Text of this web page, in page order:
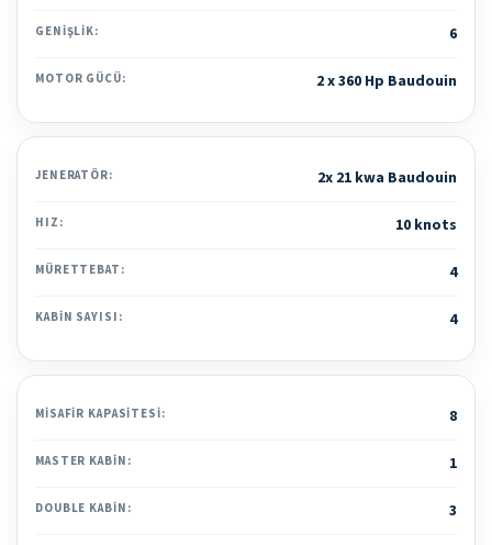
GENIŞLIK: 6
MOTOR GÜCÜ: 2 x 360 Hp Baudouin
JENERATÖR: 2x 21 kwa Baudouin
HIZ: 10 knots
MÜRETTEBAT: 4
KABIN SAYISI: 4
MISAFIR KAPASITESI: 8
MASTER KABIN: 1
DOUBLE KABIN: 3